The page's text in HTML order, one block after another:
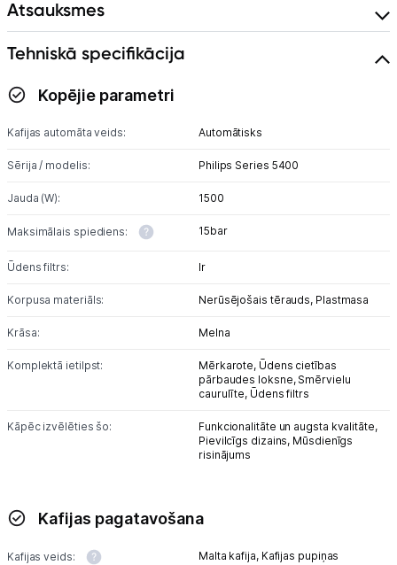
Atsauksmes
Tehniskā specifikācija
Kopējie parametri
Kafijas automāta veids: Automātisks
Sērija / modelis: Philips Series 5400
Jauda (W): 1500
Maksimālais spiediens: 15bar
Ūdens filtrs: Ir
Korpusa materiāls: Nerūsējošais tērauds, Plastmasa
Krāsa: Melna
Komplektā ietilpst: Mērkarote, Ūdens cietības
pārbaudes loksne, Smērvielu
caurulīte, Ūdens filtrs
Kāpēc izvēlēties šo:
Funkcionalitāte un augsta kvalitāte,
Pievilcīgs dizains, Mūsdienīgs
risinājums
Kafijas pagatavošana
Kafijas veids: Malta kafija, Kafijas pupiņas